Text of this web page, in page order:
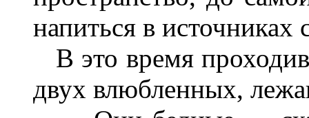
напиться в источниках
В это время
двух влюбленных,